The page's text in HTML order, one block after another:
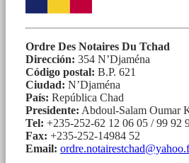
Ordre Des Notaires Du Tchad
Dirección: 354 N’Djaména
Código postal: B.P. 621
Ciudad: N’Djaména
País: República Chad
Presidente: Abdoul-Salam
Tel: +235-252-62 12 06 05 / 99 92
Fax: +235-252-14984 52
Email: